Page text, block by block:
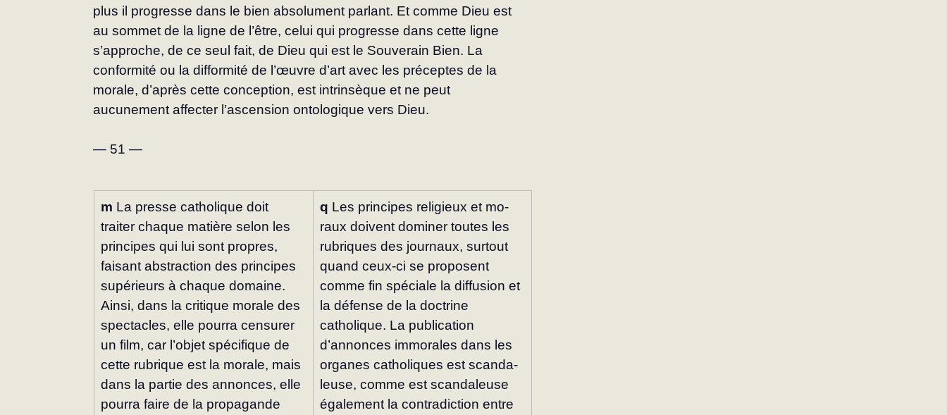
plus il progresse dans le bien absolument parlant. Et comme Dieu est
au sommet de la ligne de l’être, celui qui progresse dans cette ligne
s’approche, de ce seul fait, de Dieu qui est le Souverain Bien. La
conformité ou la difformité de l’œuvre d’art avec les préceptes de la
morale, d’après cette conception, est intrinsèque et ne peut
aucunement affecter l’ascension ontolo­gique vers Dieu.
— 51 —
m La presse catholique doit
traiter chaque matière selon les
principes qui lui sont propres,
faisant abs­traction des principes
supérieurs à chaque domaine.
Ainsi, dans la critique morale des
spectacles, elle pourra censurer
un film, car l’objet spécifique de
cette rubrique est la morale, mais
dans la partie des annonces, elle
pourra faire de la propagande
q Les principes religieux et mo­
raux doivent dominer toutes les
ru­briques des journaux, surtout
quand ceux-ci se proposent
comme fin spéciale la diffusion et
la défense de la doctrine
catholique. La publi­cation
d’annonces immorales dans les
organes catholiques est scanda­
leuse, comme est scandaleuse
éga­lement la contradiction entre